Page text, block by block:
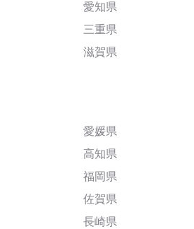
愛知県
三重県
滋賀県
愛媛県
高知県
福岡県
佐賀県
長崎県